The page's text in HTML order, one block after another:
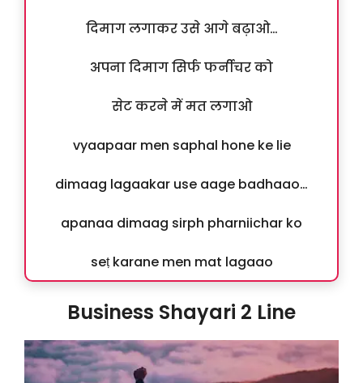
दिमाग लगाकर उसे आगे बढ़ाओ…
अपना दिमाग सिर्फ फर्नीचर को
सेट करने में मत लगाओ
vyaapaar men saphal hone ke lie
dimaag lagaakar use aage badhaao…
apanaa dimaag sirph pharniichar ko
seṭ karane men mat lagaao
Business Shayari 2 Line